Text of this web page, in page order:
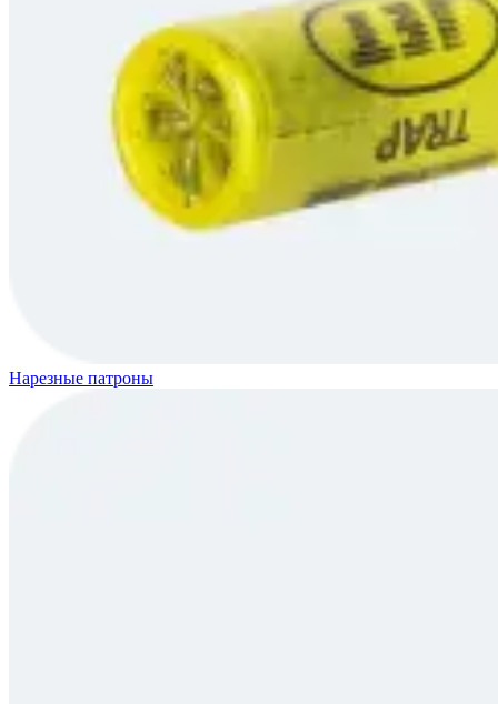
Нарезные патроны